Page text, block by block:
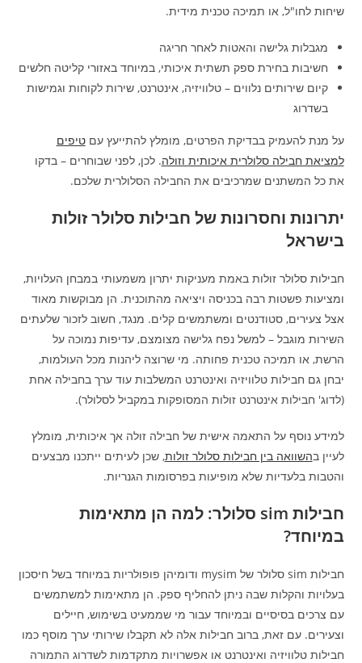
שיחות לחו"ל, או תמיכה טכנית מידית.
מגבלות גלישה והאטות לאחר חריגה
חשיבות בחירת ספק תשתית איכותי, במיוחד באזורי קליטה חלשים
קיום שירותים נלווים – טלוויזיה, אינטרנט, שירות לקוחות וגמישות
בשדרוג
על מנת להעמיק בבדיקת הפרטים, מומלץ להתייעץ עםטיפים
למציאת חבילה סלולרית איכותית וזולה. לכן, לפני שבוחרים – בדקו
את כל המשתנים שמרכיבים את החבילה הסלולרית שלכם.
יתרונות וחסרונות של חבילות סלולר זולות
בישראל
חבילות סלולר זולות באמת מעניקות יתרון משמעותי במבחן העלויות,
ומציעות פשטות רבה בכניסה ויציאה מהתוכנית. הן מבוקשות מאוד
אצל צעירים, סטודנטים ומשתמשים קלים. מנגד, חשוב לזכור שלעתים
השירות מוגבל – למשל נפח גלישה מצומצם, עדיפות נמוכה על
הרשת, או תמיכה טכנית פחותה. מי שרוצה ליהנות מכל העולמות,
יבחן גם חבילות טלוויזיה ואינטרנט המשלבות עוד ערך בחבילה אחת
(לדוג' חבילות אינטרנט זולות המסופקות במקביל לסלולר).
למידע נוסף על התאמה אישית של חבילה זולה אך איכותית, מומלץ
לעיין בהשוואה בין חבילות סלולר זולות, שכן לעיתים ייתכנו מבצעים
והטבות בלעדיות שלא מופיעות בפרסומות הגנריות.
חבילות sim סלולר: למה הן מתאימות
במיוחד?
חבילות sim סלולר של mysim ודומיהן פופולריות במיוחד בשל חיסכון
בעלויות והקלות שבה ניתן להחליף ספק. הן מתאימות למשתמשים
עם צרכים בסיסיים ובמיוחד עבור מי שממעיט בשימוש, חיילים
וצעירים. עם זאת, ברוב חבילות אלה לא תקבלו שירותי ערך מוסף כמו
חבילות טלוויזיה ואינטרנט או אפשרויות מתקדמות לשדרוג התמורה